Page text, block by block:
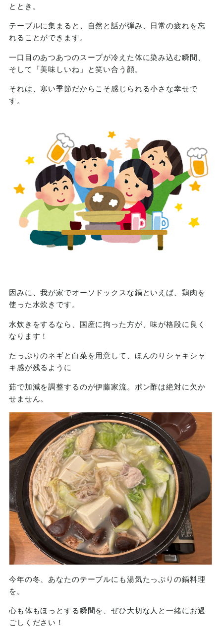
ととき。
テーブルに集まると、自然と話が弾み、日常の疲れを忘
れることができます。
一口目のあつあつのスープが冷えた体に染み込む瞬間、
そして「美味しいね」と笑い合う顔。
それは、寒い季節だからこそ感じられる小さな幸せで
す。
因みに、我が家でオーソドックスな鍋といえば、鶏肉を
使った水炊きです。
水炊きをするなら、国産に拘った方が、味が格段に良く
なります！
たっぷりのネギと白菜を用意して、ほんのりシャキシャ
キ感が残るように
茹で加減を調整するのが伊藤家流。ポン酢は絶対に欠か
せません。
今年の冬、あなたのテーブルにも湯気たっぷりの鍋料理
を。
心も体もほっとする瞬間を、ぜひ大切な人と一緒にお過
ごしください！